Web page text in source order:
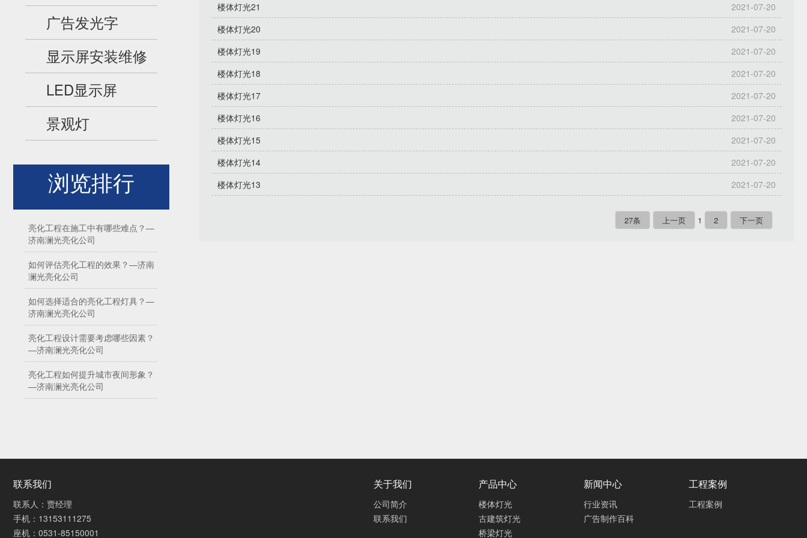
2021-07-20
楼体灯光21
2021-07-20
楼体灯光20
2021-07-20
楼体灯光19
2021-07-20
楼体灯光18
2021-07-20
楼体灯光17
2021-07-20
楼体灯光16
2021-07-20
楼体灯光15
2021-07-20
楼体灯光14
2021-07-20
楼体灯光13
27条 上一页 1 2 下一页
广告发光字
显示屏安装维修
LED显示屏
景观灯
浏览排行
亮化工程在施工中有哪些难点？—
济南澜光亮化公司
如何评估亮化工程的效果？—济南
澜光亮化公司
如何选择适合的亮化工程灯具？—
济南澜光亮化公司
亮化工程设计需要考虑哪些因素？
—济南澜光亮化公司
亮化工程如何提升城市夜间形象？
—济南澜光亮化公司
联系我们
联系人：贾经理
手机：13153111275
座机：0531-85150001
关于我们
公司简介
联系我们
产品中心
楼体灯光
古建筑灯光
桥梁灯光
新闻中心
行业资讯
广告制作百科
工程案例
工程案例